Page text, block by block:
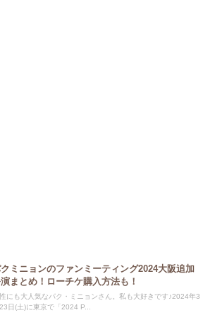
ミニョンのファンミーティング2024大阪追加
まとめ！ローチケ購入方法も！
にも大人気なパク・ミニョンさん。私も大好きです♪2024年3
日(土)に東京で「2024 P...